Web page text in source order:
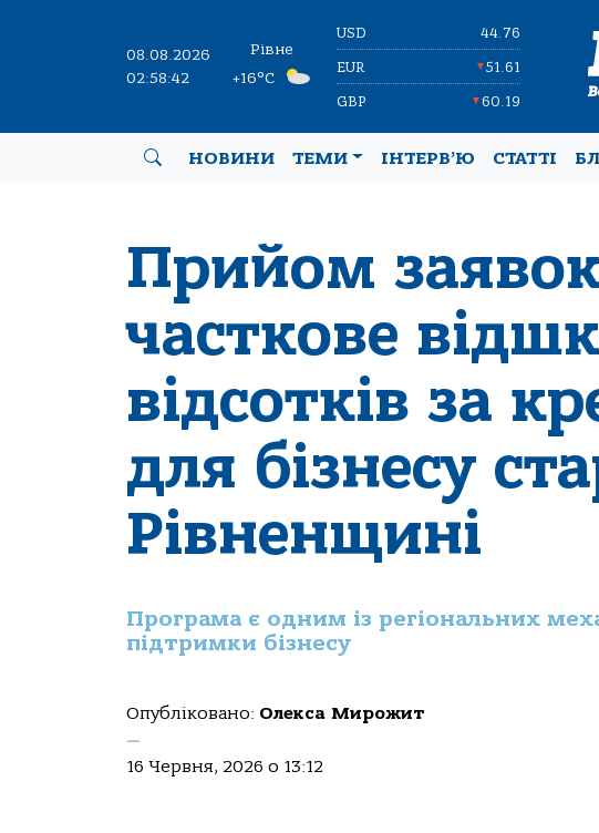
08.08.2026
02:58:42
Рівне
+16°C
USD 44.76
EUR ▼51.61
GBP ▼60.19
НОВИНИ ТЕМИ ІНТЕРВ’Ю СТАТТІ
Прийом
часткове
відсотків за
для бізнесу
Рівненщині
Програма є одним із регіональних
підтримки бізнесу
Опубліковано: Олекса Мирожит
—
16 Червня, 2026 о 13:12